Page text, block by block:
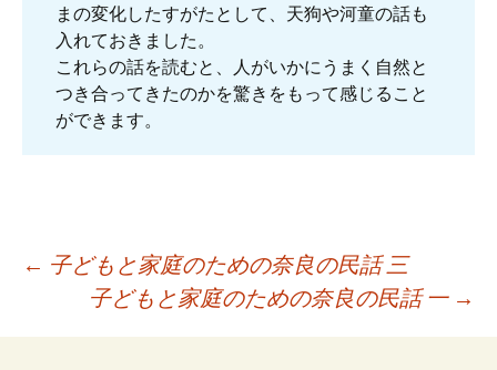
まの変化したすがたとして、天狗や河童の話も
入れておきました。
これらの話を読むと、人がいかにうまく自然と
つき合ってきたのかを驚きをもって感じること
ができます。
投
← 子どもと家庭のための奈良の民話 三
子どもと家庭のための奈良の民話 一 →